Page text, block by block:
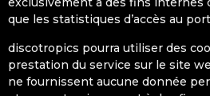
que les statistiques d’accès au
discotropics pourra utiliser des
prestation du service sur le site
ne fournissent aucune donnée